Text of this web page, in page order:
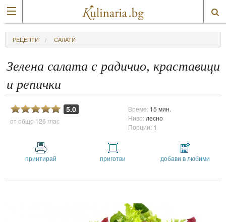
РЕЦЕПТИ САЛАТИ
Зелена салата с радичио, краставици
и репички
5.0
от общо 126 глас
Време: 15 мин.
Ниво: лесно
Порции: 1
принтирай приготви добави в любими